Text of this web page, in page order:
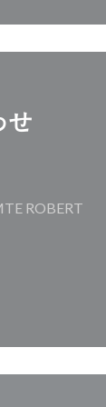
せ
ROBERT((
ウィンドウ
新しいウィ